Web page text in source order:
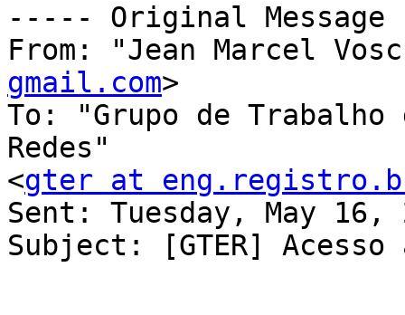
----- Original
From: "Jean Marcel
gmail.com>
To: "Grupo de Trabalho
Redes"
<gter at
Sent: Tuesday, May 16,
Subject: [GTER] Acesso